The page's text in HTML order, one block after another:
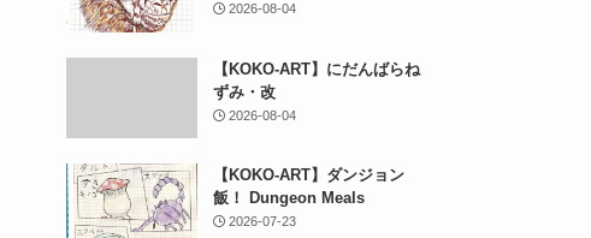
2026-08-04
【KOKO-ART】にだんばらね
ずみ・改
2026-08-04
【KOKO-ART】ダンジョン
飯！ Dungeon Meals
2026-07-23